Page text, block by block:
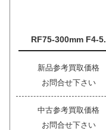
RF75-300mm F4-
新品参考買取価格
お問合せ下さい
中古参考買取価格
お問合せ下さい